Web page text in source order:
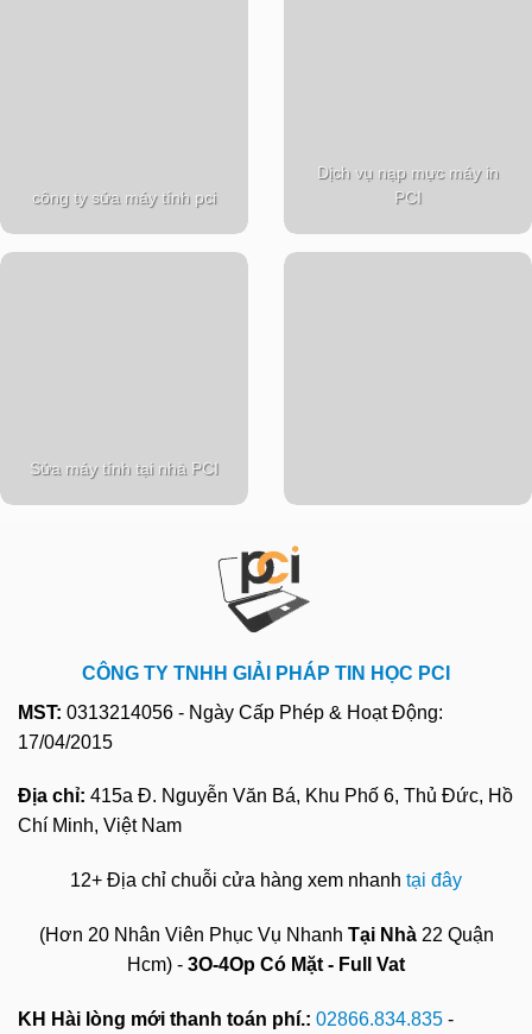
công ty sửa máy tính pci
Dịch vụ nạp mực máy in
PCI
Sửa máy tính tại nhà PCI
CÔNG TY TNHH GIẢI PHÁP TIN HỌC PCI
MST: 0313214056 - Ngày Cấp Phép & Hoạt Động:
17/04/2015
Địa chỉ: 415a Đ. Nguyễn Văn Bá, Khu Phố 6, Thủ Đức, Hồ
Chí Minh, Việt Nam
12+ Địa chỉ chuỗi cửa hàng xem nhanh tại đây
(Hơn 20 Nhân Viên Phục Vụ Nhanh Tại Nhà22 Quận
Hcm) - 3O-4Op Có Mặt - Full Vat
KH Hài lòng mới thanh toán phí.: 02866.834.835 -